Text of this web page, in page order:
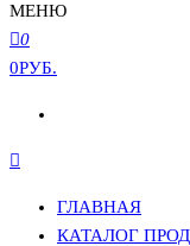
МЕНЮ
0
0РУБ.
ГЛАВНАЯ
КАТАЛОГ